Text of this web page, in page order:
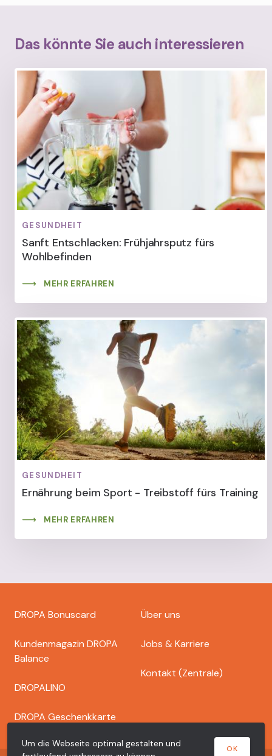
Das könnte Sie auch interessieren
GESUNDHEIT
Sanft Entschlacken: Frühjahrsputz fürs
Wohlbefinden
MEHR ERFAHREN
GESUNDHEIT
Ernährung beim Sport - Treibstoff fürs Training
MEHR ERFAHREN
Footer
dropa
DROPA Bonuscard
Kundenmagazin DROPA
Balance
DROPALINO
DROPA Geschenkkarte
Über uns
Jobs & Karriere
Kontakt (Zentrale)
Um die Webseite optimal gestalten und
OK